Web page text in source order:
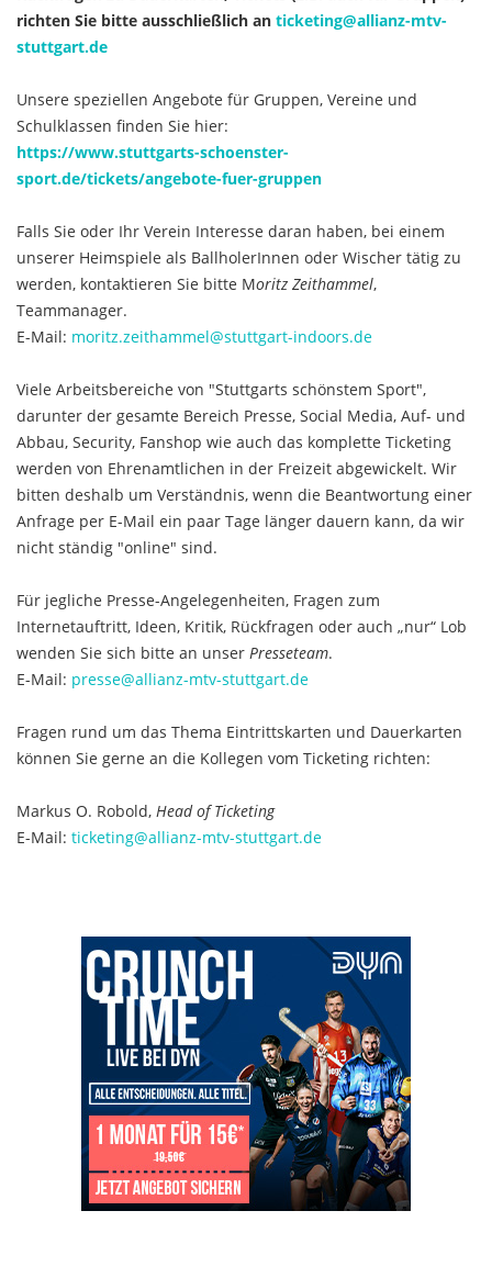
richten Sie bitte ausschließlich an ticketing@allianz-mtv-
stuttgart.de
Unsere speziellen Angebote für Gruppen, Vereine und
Schulklassen finden Sie hier:
https://www.stuttgarts-schoenster-
sport.de/tickets/angebote-fuer-gruppen
Falls Sie oder Ihr Verein Interesse daran haben, bei einem
unserer Heimspiele als BallholerInnen oder Wischer tätig zu
werden, kontaktieren Sie bitte Moritz Zeithammel,
Teammanager.
E-Mail: moritz.zeithammel@stuttgart-indoors.de
Viele Arbeitsbereiche von "Stuttgarts schönstem Sport",
darunter der gesamte Bereich Presse, Social Media, Auf- und
Abbau, Security, Fanshop wie auch das komplette Ticketing
werden von Ehrenamtlichen in der Freizeit abgewickelt. Wir
bitten deshalb um Verständnis, wenn die Beantwortung einer
Anfrage per E-Mail ein paar Tage länger dauern kann, da wir
nicht ständig "online" sind.
Für jegliche Presse-Angelegenheiten, Fragen zum
Internetauftritt, Ideen, Kritik, Rückfragen oder auch „nur“ Lob
wenden Sie sich bitte an unser Presseteam.
E-Mail: presse@allianz-mtv-stuttgart.de
Fragen rund um das Thema Eintrittskarten und Dauerkarten
können Sie gerne an die Kollegen vom Ticketing richten:
Markus O. Robold, Head of Ticketing
E-Mail: ticketing@allianz-mtv-stuttgart.de